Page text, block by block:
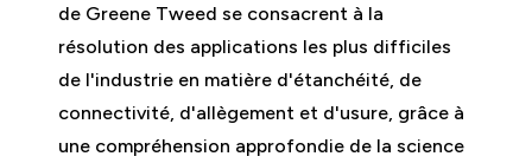
de Greene Tweed se consacrent à la
résolution des applications les plus difficiles
de l'industrie en matière d'étanchéité, de
connectivité, d'allègement et d'usure, grâce à
une compréhension approfondie de la science